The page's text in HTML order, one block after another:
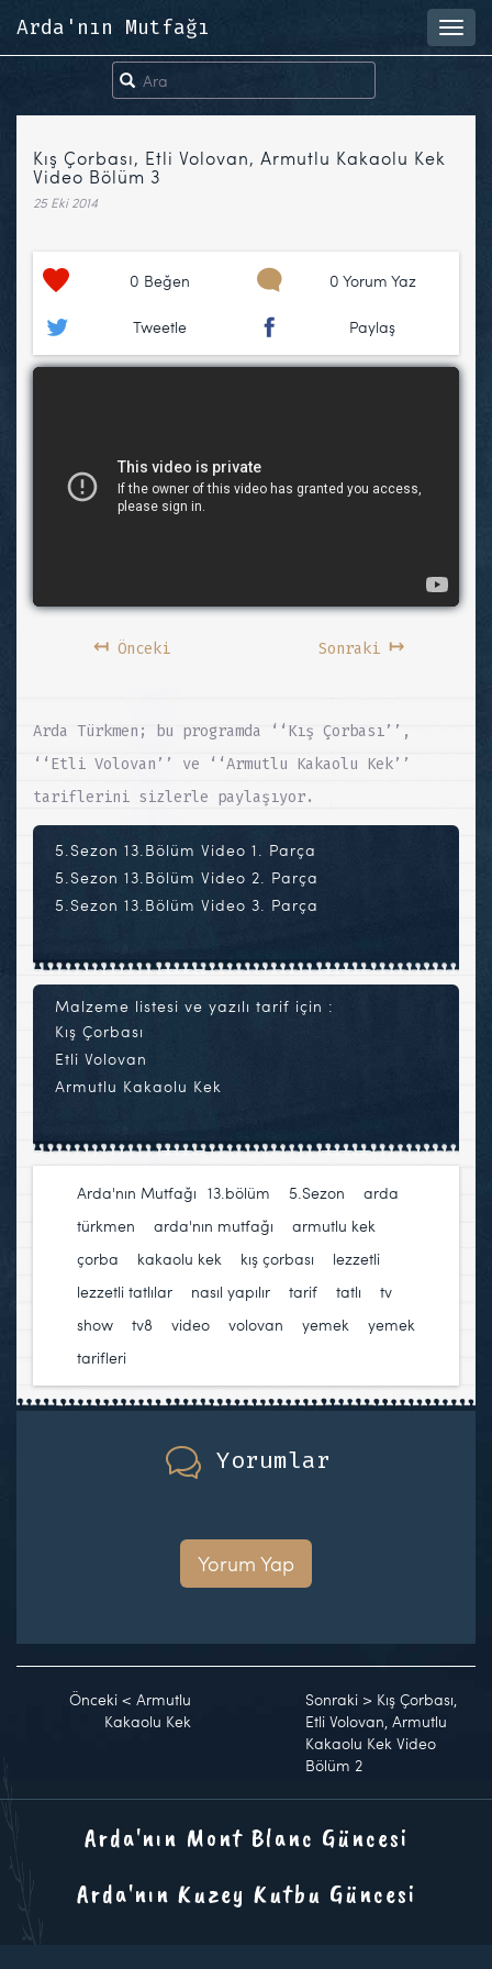
Arda'nın Mutfağı
Kış Çorbası, Etli Volovan, Armutlu Kakaolu Kek
Video Bölüm 3
25 Eki 2014
0 Beğen 0 Yorum Yaz
Tweetle Paylaş
↤Önceki Sonraki ↦
Arda Türkmen; bu programda ‘‘Kış Çorbası’’,
‘‘Etli Volovan’’ ve ‘‘Armutlu Kakaolu Kek’’
tariflerini sizlerle paylaşıyor.
5.Sezon 13.Bölüm Video 1. Parça
5.Sezon 13.Bölüm Video 2. Parça
5.Sezon 13.Bölüm Video 3. Parça
Malzeme listesi ve yazılı tarif için :
Kış Çorbası
Etli Volovan
Armutlu Kakaolu Kek
Arda'nın Mutfağı 13.bölüm 5.Sezon
arda
türkmen
arda'nın mutfağı armutlu kek
çorba
kakaolu kek kış çorbası lezzetli
lezzetli tatlılar
nasıl yapılır tarif tatlı
tv
show
tv8 video volovan yemek
yemek
tarifleri
Yorumlar
Yorum Yap
Önceki < Armutlu
Kakaolu Kek
Sonraki > Kış Çorbası,
Etli Volovan, Armutlu
Kakaolu Kek Video
Bölüm 2
Arda'nın Mont Blanc Güncesi
Arda'nın Kuzey Kutbu Güncesi